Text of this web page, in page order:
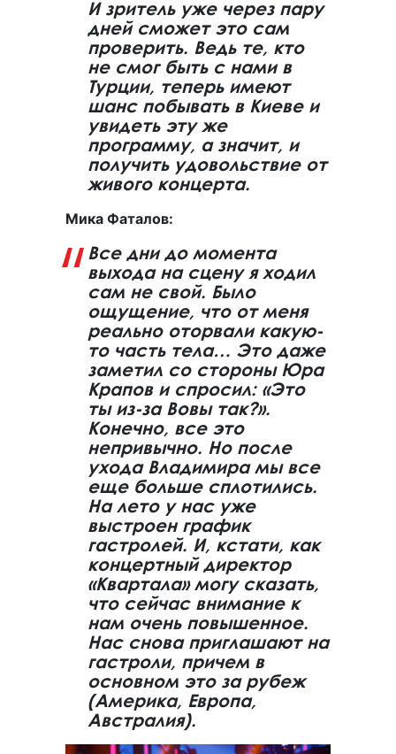
И зритель уже через пару
дней сможет это сам
проверить. Ведь те, кто
не смог быть с нами в
Турции, теперь имеют
шанс побывать в Киеве и
увидеть эту же
программу, а значит, и
получить удовольствие от
живого концерта.
Мика Фаталов:
Все дни до момента
выхода на сцену я ходил
сам не свой. Было
ощущение, что от меня
реально оторвали какую-
то часть тела… Это даже
заметил со стороны Юра
Крапов и спросил: «Это
ты из-за Вовы так?».
Конечно, все это
непривычно. Но после
ухода Владимира мы все
еще больше сплотились.
На лето у нас уже
выстроен график
гастролей. И, кстати, как
концертный директор
«Квартала» могу сказать,
что сейчас внимание к
нам очень повышенное.
Нас снова приглашают на
гастроли, причем в
основном это за рубеж
(Америка, Европа,
Австралия).